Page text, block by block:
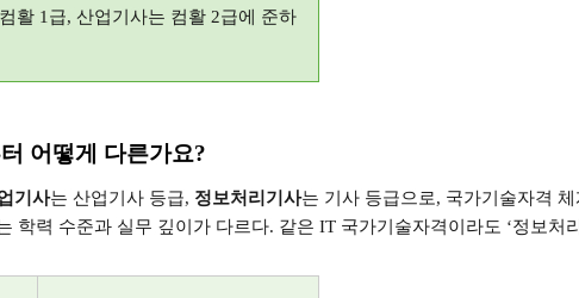
활 1 급, 산업기사는 컴활 2급에 준하
어떻게 다른가요?
기사는 산업기사 등급, 정보처리기사는 기사 등급으로, 국가기술자격
학력 수준과 실무 깊이가 다르다. 같은 IT 국가기술자격이라도 ‘정보처